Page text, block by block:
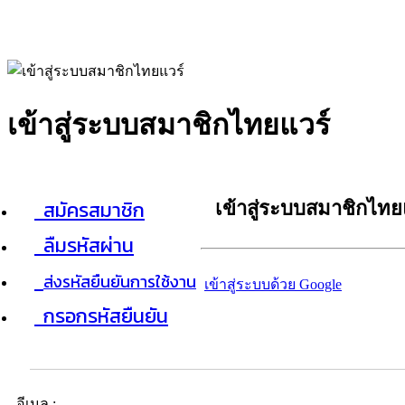
เข้าสู่ระบบสมาชิกไทยแวร์
สมัครสมาชิก
ลืมรหัสผ่าน
ส่งรหัสยืนยันการใช้งาน
กรอกรหัสยืนยัน
เข้าสู่ระบบสมาชิกไท
เข้าสู่ระบบด้วย Google